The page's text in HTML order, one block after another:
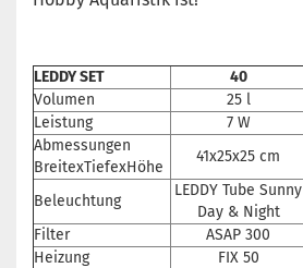
LEDDY SET 40
Volumen
25 l
Leistung
7 W
Abmessungen
BreitexTiefexHöhe
41x25x25 cm
Beleuchtung
LEDDY Tube Sunny
Day & Night
Filter
ASAP 300
Heizung
FIX 50